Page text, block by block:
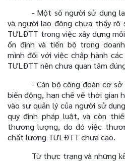
- Một số người sử dụng
và người lao động chưa thấy rõ
TƯLĐTT trong việc xây dựng
ổn định và tiến bộ trong
mình đối với việc chấp hành
TƯLĐTT nên chưa quan tâm
- Cán bộ công đoàn cơ
biến động, hạn chế về thời gian
vào sự quản lý của người sử
quy định pháp luật, và còn
thương lượng, do đó việc
chất lượng TƯLĐTT chưa cao.
Từ thực trạng và những